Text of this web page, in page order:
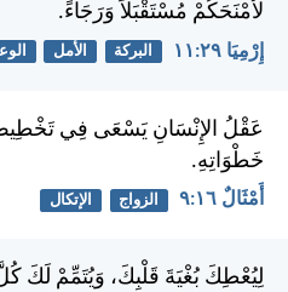
لأَمْنَحَكُمْ مُسْتَقْبَلاً وَرَجَاءً.
إِرْمِيَا ٢٩:‏١١ البركة الأمل
عَقْلُ الإِنْسَانِ يَسْعَى فِي
خَطْوَاتِهِ.
أَمْثَالٌ ١٦:‏٩ الزواج الإتكال
لِيُعْطِكَ بُغْيَةَ قَلْبِكَ، وَيُتَمِّمْ لَكَ